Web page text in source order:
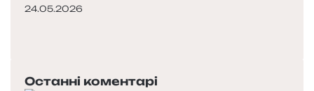
24.05.2026
р
т
Останні коментарі